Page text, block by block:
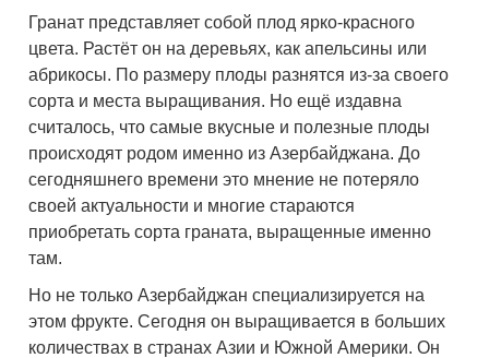
Гранат представляет собой плод ярко-красного
цвета. Растёт он на деревьях, как апельсины или
абрикосы. По размеру плоды разнятся из-за своего
сорта и места выращивания. Но ещё издавна
считалось, что самые вкусные и полезные плоды
происходят родом именно из Азербайджана. До
сегодняшнего времени это мнение не потеряло
своей актуальности и многие стараются
приобретать сорта граната, выращенные именно
там.
Но не только Азербайджан специализируется на
этом фрукте. Сегодня он выращивается в больших
количествах в странах Азии и Южной Америки. Он